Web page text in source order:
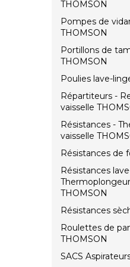
THOMSON
Pompes de
THOMSON
Portillons de
THOMSON
Poulies lave-
Répartiteurs -
vaisselle
Résistances -
vaisselle
Résistances de
Résistances
THOMSON
Résistances
Roulettes de
THOMSON
SACS